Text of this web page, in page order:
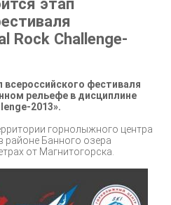
этап
Rock Challenge-
фестиваля
рельефе в дисциплине
2013».
горнолыжного центра
районе Банного озера
от Магнитогорска.